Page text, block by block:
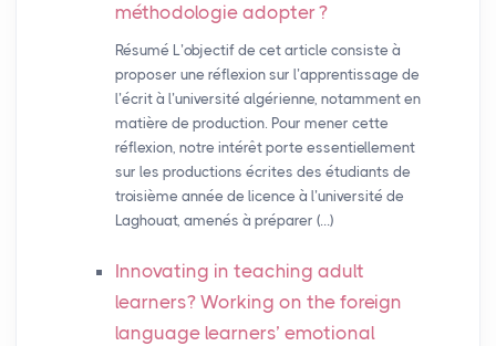
méthodologie adopter?
Résumé L’objectif de cet article consiste à
proposer une réflexion sur l’apprentissage de
l’écrit à l’université algérienne, notamment en
matière de production. Pour mener cette
réflexion, notre intérêt porte essentiellement
sur les productions écrites des étudiants de
troisième année de licence à l’université de
Laghouat, amenés à préparer (…)
Innovating in teaching adult
learners? Working on the foreign
language learners’ emotional